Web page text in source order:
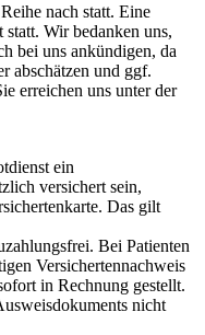
nach statt. Eine
Wir bedanken uns,
bei uns ankündigen, da
abschätzen und ggf.
erreichen uns unter der
ein
versichert sein,
Das gilt
Bei Patienten
Versichertennachweis
in Rechnung gestellt.
nicht